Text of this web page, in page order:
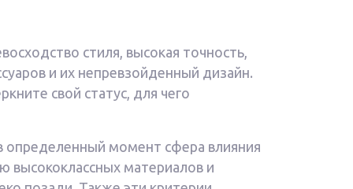
стиля, высокая точность,
и их непревзойденный дизайн.
свой статус, для чего
определенный момент сфера влияния
высококлассных материалов и